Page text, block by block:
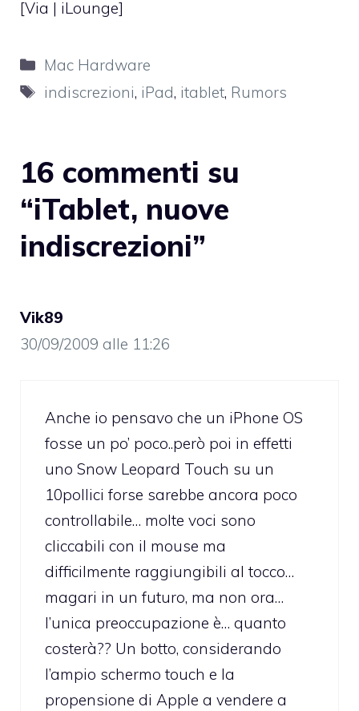
[Via | iLounge]
Categorie
Mac Hardware
Tag
indiscrezioni, iPad, itablet, Rumors
16 commenti su
“iTablet, nuove
indiscrezioni”
Vik89
30/09/2009 alle 11:26
Anche io pensavo che un iPhone OS
fosse un po’ poco..però poi in effetti
uno Snow Leopard Touch su un
10pollici forse sarebbe ancora poco
controllabile… molte voci sono
cliccabili con il mouse ma
difficilmente raggiungibili al tocco…
magari in un futuro, ma non ora…
l’unica preoccupazione è… quanto
costerà?? Un botto, considerando
l’ampio schermo touch e la
propensione di Apple a vendere a